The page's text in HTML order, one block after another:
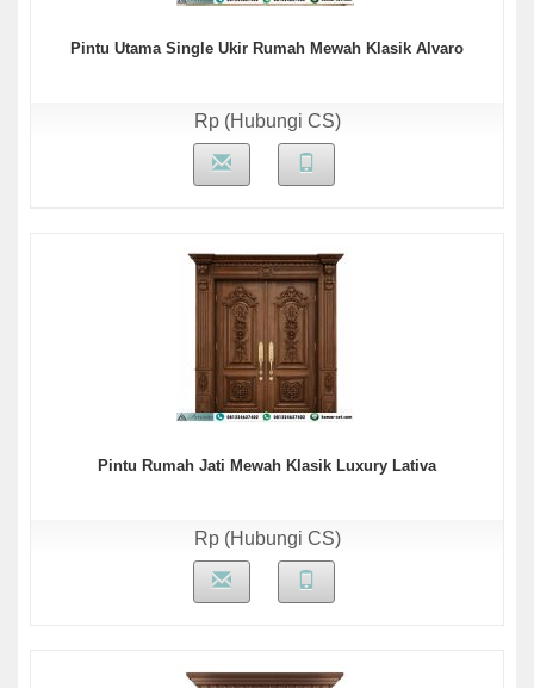
Pintu Utama Single Ukir Rumah Mewah Klasik Alvaro
Rp (Hubungi CS)
Pintu Rumah Jati Mewah Klasik Luxury Lativa
Rp (Hubungi CS)